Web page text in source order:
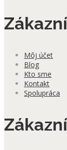
Môj účet
Blog
Kto sme
Kontakt
Spolupráca